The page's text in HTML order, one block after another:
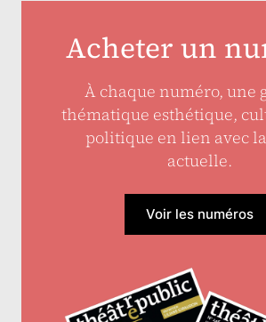
Acheter un
À chaque numéro, une
thématique esthétique,
politique en lien avec
actuelle.
Voir les numéros